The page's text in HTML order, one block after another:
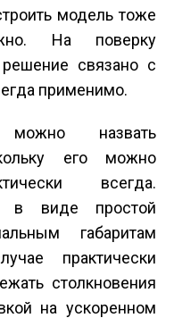
модель тоже
На поверку
связано с
применимо.
назвать
его можно
всегда.
в виде простой
габаритам
практически
столкновения
на ускоренном